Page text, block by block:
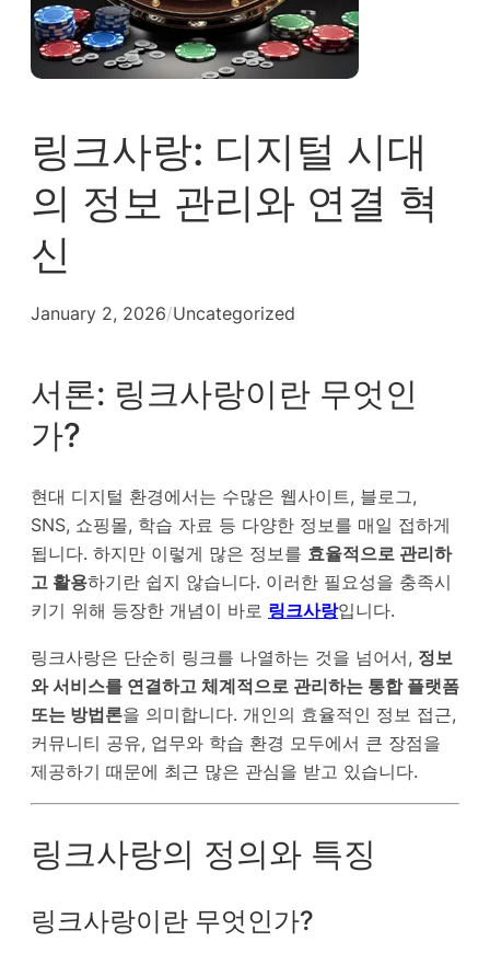
링크사랑: 디지털 시대
의 정보 관리와 연결 혁
신
January 2, 2026/Uncategorized
서론: 링크사랑이란 무엇인
가?
현대 디지털 환경에서는 수많은 웹사이트, 블로그,
SNS, 쇼핑몰, 학습 자료 등 다양한 정보를 매일 접하게
됩니다. 하지만 이렇게 많은 정보를 효율적으로 관리하
고 활용하기란 쉽지 않습니다. 이러한 필요성을 충족시
키기 위해 등장한 개념이 바로 링크사랑입니다.
링크사랑은 단순히 링크를 나열하는 것을 넘어서, 정보
와 서비스를 연결하고 체계적으로 관리하는 통합 플랫폼
또는 방법론을 의미합니다. 개인의 효율적인 정보 접근,
커뮤니티 공유, 업무와 학습 환경 모두에서 큰 장점을
제공하기 때문에 최근 많은 관심을 받고 있습니다.
링크사랑의 정의와 특징
링크사랑이란 무엇인가?